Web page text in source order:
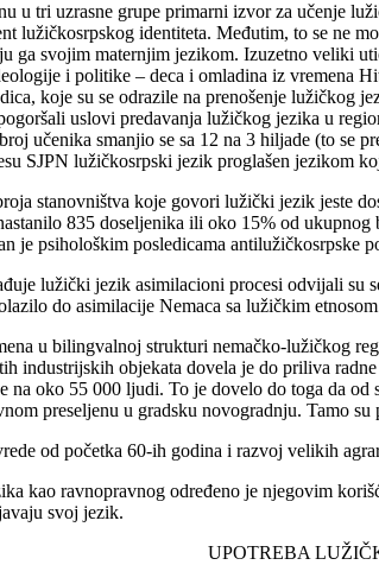
u tri uzrasne grupe primarni izvor za učenje
lužičkosrpskog identiteta. Međutim, to se ne
ga svojim maternjim jezikom. Izuzetno veliki
i politike – deca i omladina iz vremena
koje su se odrazile na prenošenje lužičkog
uslovi predavanja lužičkog jezika u
učenika smanjio se sa 12 na 3 hiljade (to se
SJPN lužičkosrpski jezik proglašen jezikom
stanovništva koje govori lužički jezik jeste
835 doseljenika ili oko 15% od
je psihološkim posledicama antilužičkosrpske
lužički jezik asimilacioni procesi odvijali su
do asimilacije Nemaca sa lužičkim
u bilingvalnoj strukturi nemačko-lužičkog
industrijskih objekata dovela je do priliva
na oko 55 000 ljudi. To je dovelo do toga da
preseljenu u gradsku novogradnju. Tamo
od početka 60-ih godina i razvoj velikih
kao ravnopravnog određeno je njegovim
svoj jezik.
UPOTREBA